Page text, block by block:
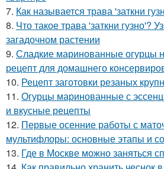
7. Как называется трава 'заткни
8. Что такое трава 'заткни гузно'?
загадочном растении
9. Сладкие маринованные огурцы
рецепт для домашнего
10. Рецепт заготовки резаных
11. Огурцы маринованные с
и вкусные рецепты
12. Первые осенние работы с
мультифлоры: основные этапы и
13. Где в Москве можно заняться